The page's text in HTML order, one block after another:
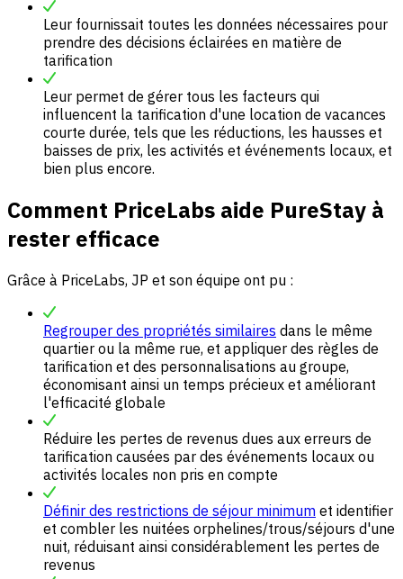
Leur fournissait toutes les données nécessaires pour
prendre des décisions éclairées en matière de
tarification
Leur permet de gérer tous les facteurs qui
influencent la tarification d'une location de vacances
courte durée, tels que les réductions, les hausses et
baisses de prix, les activités et événements locaux, et
bien plus encore.
Comment PriceLabs aide PureStay à
rester efficace
Grâce à PriceLabs, JP et son équipe ont pu :
Regrouper des propriétés similaires dans le même
quartier ou la même rue, et appliquer des règles de
tarification et des personnalisations au groupe,
économisant ainsi un temps précieux et améliorant
l'efficacité globale
Réduire les pertes de revenus dues aux erreurs de
tarification causées par des événements locaux ou
activités locales non pris en compte
Définir des restrictions de séjour minimum et identifier
et combler les nuitées orphelines/trous/séjours d'une
nuit, réduisant ainsi considérablement les pertes de
revenus